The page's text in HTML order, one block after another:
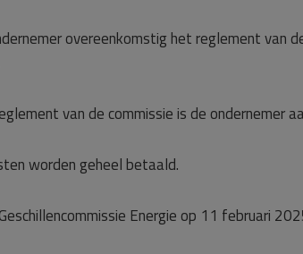
overeenkomstig het reglement van
van de commissie is de ondernemer
worden geheel betaald.
Energie op 11 februari